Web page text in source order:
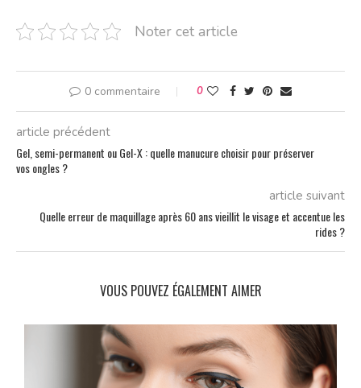
Noter cet article
0 commentaire 0
article précédent
Gel, semi-permanent ou Gel-X : quelle manucure choisir pour préserver
vos ongles ?
article suivant
Quelle erreur de maquillage après 60 ans vieillit le visage et accentue les
rides ?
VOUS POUVEZ ÉGALEMENT AIMER